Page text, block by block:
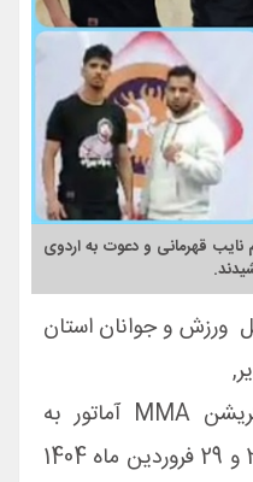
نایب قهرمانی و دعوت به اردوی
ورزش و جوانان استان
مسابقات قهرمانی کشور پانکریشن MMA آماتور به
میزبانی استان تهران مورخه 28 و 29 فروردین ماه 1404